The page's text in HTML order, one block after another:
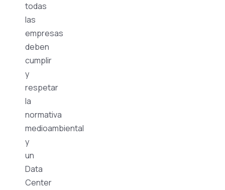
todas
las
empresas
deben
cumplir
y
respetar
la
normativa
medioambiental
y
un
Data
Center